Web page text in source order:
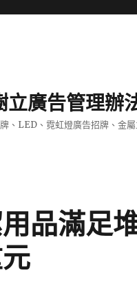
立廣告管理辦
、LED、霓虹燈廣告招牌、金
品滿足